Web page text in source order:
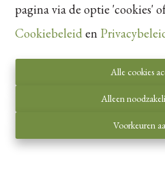
pagina via de optie 'cookies'
Cookiebeleiden
Alle cookies
Alleen
Voorkeuren
Toezichthoudende autoriteit:
Luxemburgstraat 16 B te